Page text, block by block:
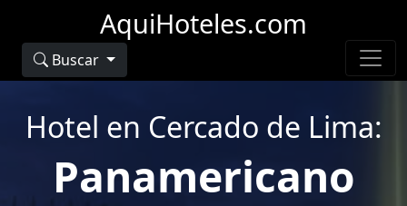
AquiHoteles.com
Buscar
Hotel en Cercado de Lima:
Panamericano